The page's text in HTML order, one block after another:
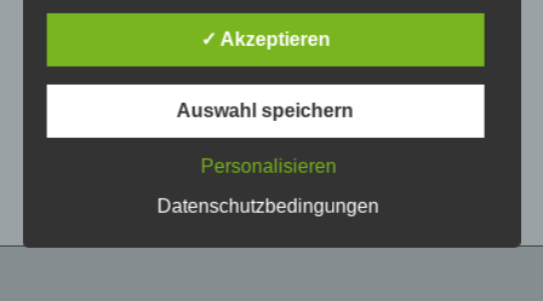
19×8,5 ET35 5×120
450,00€ *
19×8,5 ET40 5×112
Carbon Graphite
450,00€ *
Bewertet
von
5
Personenbezogene Daten sind alle
identifizierbare natürliche Person (im Folgenden
wird eine natürliche Person angesehen, die
✓ Akzeptieren
Auswahl speichern
Personalisieren
Datenschutzbedingungen